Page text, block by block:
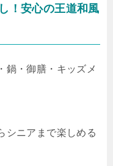
！安心の王道和風
鍋・御膳・キッズメ
シニアまで楽しめる